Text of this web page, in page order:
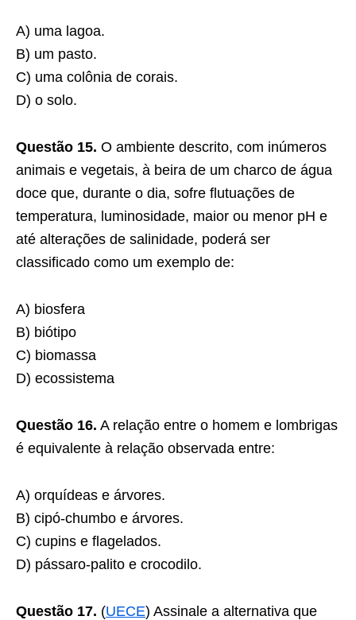
A) uma lagoa.
B) um pasto.
C) uma colônia de corais.
D) o solo.
Questão 15. O ambiente descrito, com inúmeros
animais e vegetais, à beira de um charco de água
doce que, durante o dia, sofre flutuações de
temperatura, luminosidade, maior ou menor pH e
até alterações de salinidade, poderá ser
classificado como um exemplo de:
A) biosfera
B) biótipo
C) biomassa
D) ecossistema
Questão 16. A relação entre o homem e lombrigas
é equivalente à relação observada entre:
A) orquídeas e árvores.
B) cipó-chumbo e árvores.
C) cupins e flagelados.
D) pássaro-palito e crocodilo.
Questão 17. (UECE) Assinale a alternativa que